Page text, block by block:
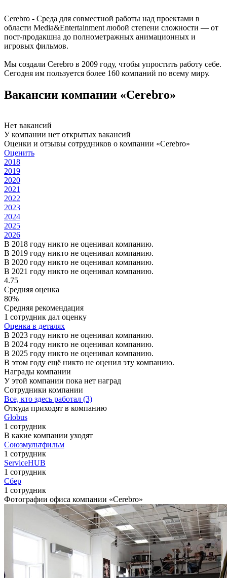
Cerebro - Среда для совместной работы над проектами в
области Media&Entertainment любой степени сложности — от
пост-продакшна до полнометражных анимационных и
игровых фильмов.
Мы создали Cerebro в 2009 году, чтобы упростить работу себе.
Сегодня им пользуется более 160 компаний по всему миру.
Вакансии компании «Cerebro»
Нет вакансий
У компании нет открытых вакансий
Оценки и отзывы сотрудников о компании «Cerebro»
Оценить
2018
2019
2020
2021
2022
2023
2024
2025
2026
В 2018 году никто не оценивал компанию.
В 2019 году никто не оценивал компанию.
В 2020 году никто не оценивал компанию.
В 2021 году никто не оценивал компанию.
4.75
Средняя оценка
80%
Средняя рекомендация
1 сотрудник дал оценку
Оценка в деталях
В 2023 году никто не оценивал компанию.
В 2024 году никто не оценивал компанию.
В 2025 году никто не оценивал компанию.
В этом году ещё никто не оценил эту компанию.
Награды компании
У этой компании пока нет наград
Сотрудники компании
Все, кто здесь работал (3)
Откуда приходят в компанию
Globus
1 сотрудник
В какие компании уходят
Союзмультфильм
1 сотрудник
ServiceHUB
1 сотрудник
Сбер
1 сотрудник
Фотографии офиса компании «Cerebro»